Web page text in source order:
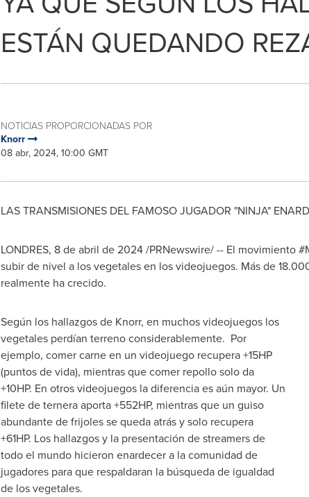
ESTÁN QUEDANDO
NOTICIAS PROPORCIONADAS POR
Knorr
08 abr, 2024, 10:00 GMT
LAS TRANSMISIONES DEL FAMOSO JUGADOR "NINJA"
LONDRES, 8 de abril de 2024/PRNewswire/ -- El movimiento
subir de nivel a los vegetales en los videojuegos. Más de
realmente ha crecido.
Según los hallazgos de Knorr, en muchos videojuegos los
vegetales perdían terreno considerablemente. Por
ejemplo, comer carne en un videojuego recupera +15HP
(puntos de vida), mientras que comer repollo solo da
+10HP. En otros videojuegos la diferencia es aún mayor. Un
filete de ternera aporta +552HP, mientras que un guiso
abundante de frijoles se queda atrás y solo recupera
+61HP. Los hallazgos y la presentación de streamers de
todo el mundo hicieron enardecer a la comunidad de
jugadores para que respaldaran la búsqueda de igualdad
de los vegetales.